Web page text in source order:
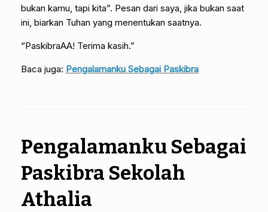
bukan kamu, tapi kita”. Pesan dari saya, jika bukan saat
ini, biarkan Tuhan yang menentukan saatnya.
“PaskibraAA! Terima kasih.”
Baca juga: Pengalamanku Sebagai Paskibra
Pengalamanku Sebagai
Paskibra Sekolah
Athalia